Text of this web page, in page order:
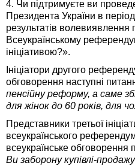
4. Чи підтримуєте ви
Президента України в
результатів волевиявлення
Всеукраїнському
ініціативою?».
Ініціатори другого
обговорення наступні
пенсійну реформу, а саме
для жінок до 60 років, для
Представники третьої
всеукраїнського
всеукраїнське обговорення
Ви заборону купівлі-